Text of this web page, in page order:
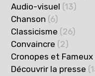
Audio-visuel (13)
Chanson (6)
Classicisme (26)
Convaincre (2)
Cronopes et Fameux
Découvrir la presse